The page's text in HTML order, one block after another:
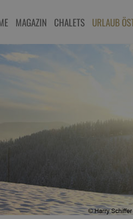
MAGAZIN CHALETS URLAUB